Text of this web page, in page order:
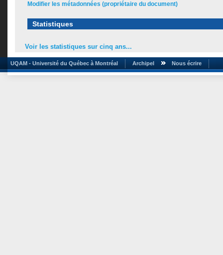
Modifier les métadonnées (propriétaire du document)
Statistiques
Voir les statistiques sur cinq ans...
UQAM - Université du Québec à Montréal Archipel Nous écrire